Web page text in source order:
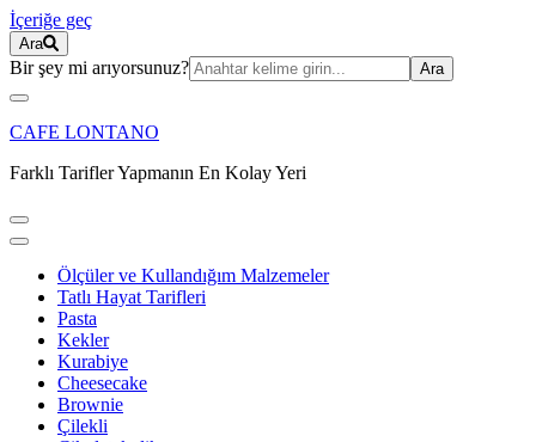
İçeriğe geç
Ara
Ara:
Bir şey mi arıyorsunuz?
CAFE LONTANO
Farklı Tarifler Yapmanın En Kolay Yeri
Ölçüler ve Kullandığım Malzemeler
Tatlı Hayat Tarifleri
Pasta
Kekler
Kurabiye
Cheesecake
Brownie
Çilekli